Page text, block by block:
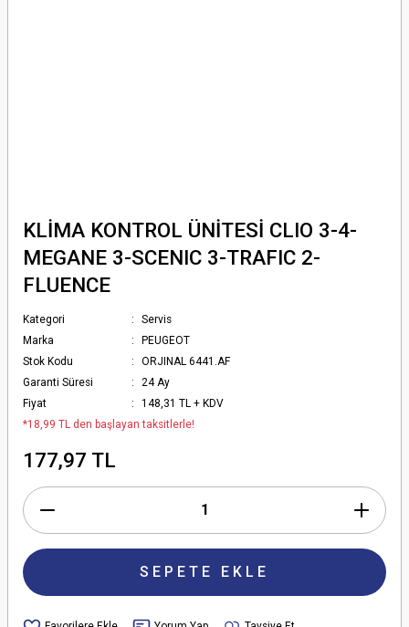
KLİMA KONTROL ÜNİTESİ CLIO 3-4-
MEGANE 3-SCENIC 3-TRAFIC 2-
FLUENCE
Kategori
Servis
Marka
PEUGEOT
Stok Kodu
ORJINAL 6441.AF
Garanti Süresi
24 Ay
Fiyat
148,31 TL + KDV
*18,99 TL den başlayan taksitlerle!
177,97 TL
SEPETE EKLE